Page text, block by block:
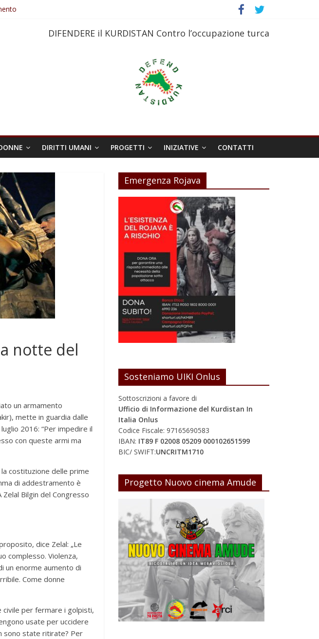
DIFENDERE il KURDISTAN Contro l’occupazione turca
DIRITTI UMANI PROGETTI INIZIATIVE CONTATTI
notte del
un armamento
mette in guardia dalle
2016: “Per impedire il
con queste armi ma
costituzione delle prime
di addestramento è
Bilgin del Congresso
dice Zelal: „Le
complesso. Violenza,
un enorme aumento di
Come donne
per fermare i golpisti,
usate per uccidere
sono state ritirate? Per
Emergenza Rojava
Sosteniamo UIKI Onlus
Sottoscrizioni a favore di
Ufficio di Informazione del Kurdistan In
Italia Onlus
Codice Fiscale: 97165690583
IBAN: IT89 F 02008 05209 000102651599
BIC/ SWIFT:UNCRITM1710
Progetto Nuovo cinema Amude